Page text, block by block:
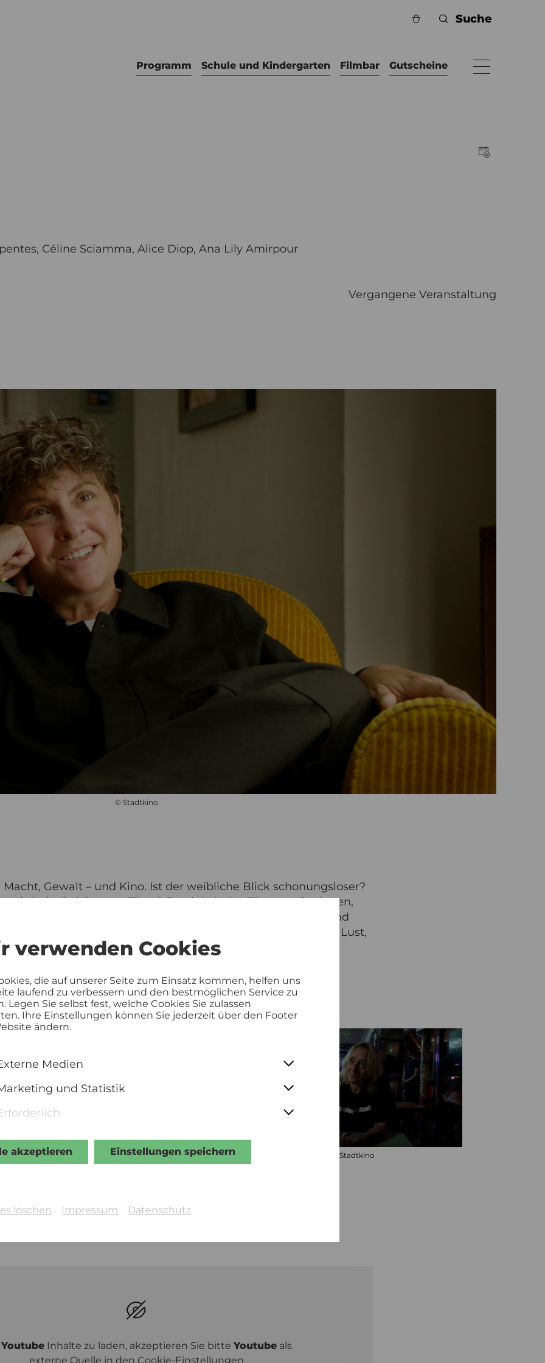
verwenden Cookies
die auf unserer Seite zum Einsatz kommen, helfen uns
laufend zu verbessern und den bestmöglichen Service zu
Legen Sie selbst fest, welche Cookies Sie zulassen
Ihre Einstellungen können Sie jederzeit über den Footer
ändern.
Medien
und Statistik
akzeptieren Einstellungen speichern
löschen Impressum Datenschutz
Programm Schule und Kindergarten Filmbar Gutscheine
Céline Sciamma, Alice Diop, Ana Lily Amirpour
Vergangene Veranstaltung
© Stadtkino
Macht, Gewalt – und Kino. Ist der weibliche Blick schonungsloser?
die härteren Filme? Feministische Filmemacherinnen,
Vordenkerinnen (unter ihnen Nina Menkes, Valie Export und
gehen dieser Frage in einem explosiven Dialog über Macht, Lust,
Provokant, schonungslos ehrlich und humorvoll.
© Stadtkino © Stadtkino
Youtube Inhalte zu laden, akzeptieren Sie bitte Youtube als
externe Quelle in den Cookie-Einstellungen